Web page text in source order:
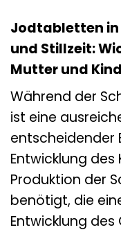
Jodtabletten
und Stillzeit:
Mutter und Kind
Während der
ist eine
entscheidender
Entwicklung des
Produktion der
benötigt, die
Entwicklung des